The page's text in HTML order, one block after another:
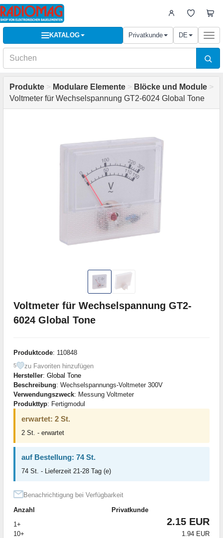
KATALOG Privatkunde DE
Produkte > Modulare Elemente > Blöcke und Module >
Voltmeter für Wechselspannung GT2-6024 Global Tone
Voltmeter für Wechselspannung GT2-
6024 Global Tone
Produktcode: 110848
5
zu Favoriten hinzufügen
Hersteller: Global Tone
Beschreibung: Wechselspannungs-Voltmeter 300V
Verwendungszweck: Messung Voltmeter
Produkttyp: Fertigmodul
erwartet: 2 St.
2 St. - erwartet
auf Bestellung: 74 St.
74 St. - Lieferzeit 21-28 Tag (e)
Benachrichtigung bei Verfügbarkeit
Anzahl
Privatkunde
1+
2.15 EUR
10+ 1.94 EUR